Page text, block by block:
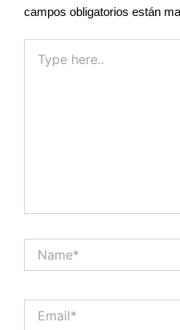
campos obligatorios están
here..